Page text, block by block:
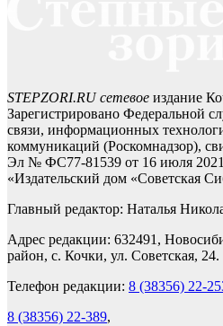
STEPZORI.RU сетевое издание
Зарегистрировано Федеральной
связи, информационных
коммуникаций (Роскомнадзор),
Эл № ФС77-81539 от 16 июля
«Издательский дом «Советская
Главный редактор: Наталья
Адрес редакции: 632491,
район, с. Кочки, ул. Советская, 24.
Телефон редакции: 8 (38356) 22-
8 (38356) 22-389,